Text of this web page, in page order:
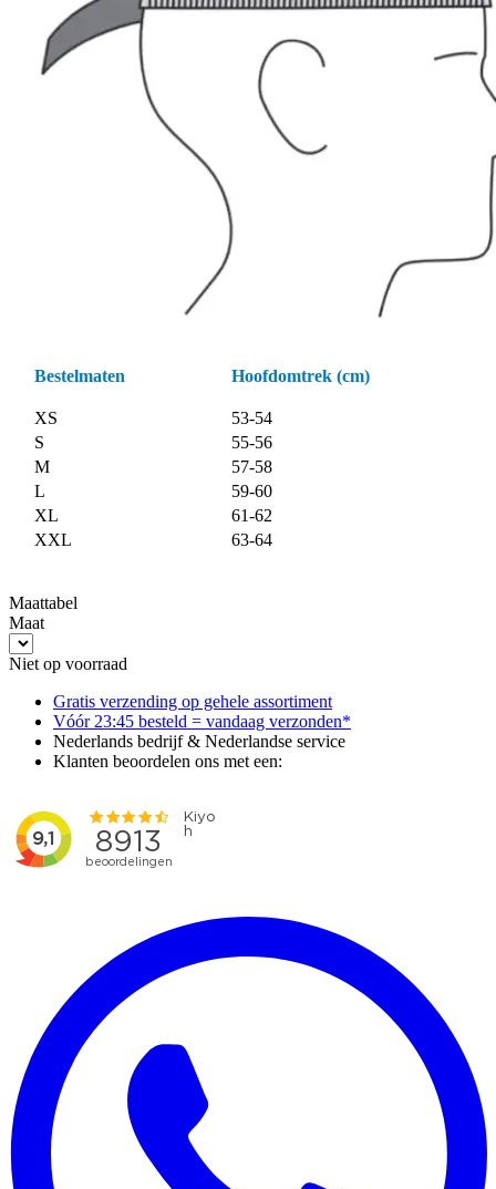
Bestelmaten Hoofdomtrek (cm)
XS
53-54
S
55-56
M
57-58
L
59-60
XL
61-62
XXL
63-64
Maattabel
Maat
Niet op voorraad
Gratis verzending op gehele assortiment
Vóór 23:45 besteld = vandaag verzonden*
Nederlands bedrijf & Nederlandse service
Klanten beoordelen ons met een: